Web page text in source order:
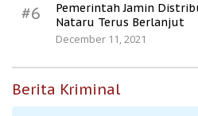
#6
Pemerintah Jamin
Nataru Terus Berlanjut
December 11, 2021
Berita Kriminal